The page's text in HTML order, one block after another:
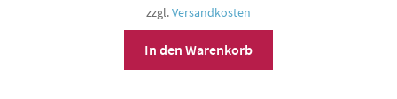
zzgl.Versandkosten
In den Warenkorb